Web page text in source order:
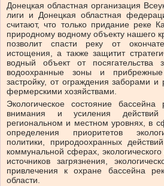
Донецкая областная организация
лиги и Донецкая областная
считают, что только придание реке
природному водному объекту нашего
позволит спасти реку от
истощения, а также защитит
водный объект от посягательства
водоохранные зоны и
застройку, от ограждения заборами
фермерскими хозяйствами.
Экологическое состояние
внимания и усиления действий
региональном и местном уровнях, в
определения приоритетов
политики, природоохранных
коммунальной сферах,
источников загрязнения,
привлечения к охране бассейна
области.